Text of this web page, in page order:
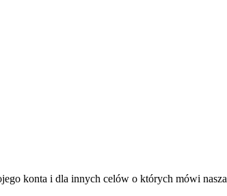
konta i dla innych celów o których mówi nasza